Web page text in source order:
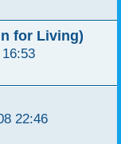
for Living)
22:46